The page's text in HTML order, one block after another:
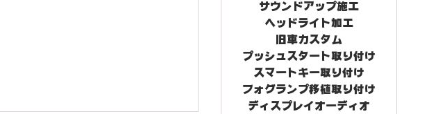
サウンドアップ施工
ヘッドライト加工
旧車カスタム
プッシュスタート取り付け
スマートキー取り付け
フォグランプ移植取り付け
ディスプレイオーディオ